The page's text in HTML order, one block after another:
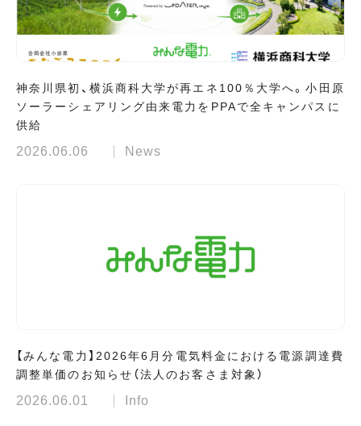
神奈川県初、横浜商科大学が再エネ100％大学へ。小田原
ソーラーシェアリング由来電力をPPAで全キャンパスに
供給
2026.06.06 News
【みんな電力】2026年6月分電気料金における電源調達費
調整単価のお知らせ（法人のお客さま対象）
2026.06.01 Info